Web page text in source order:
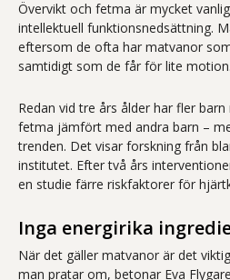
Övervikt och fetma är mycket
intellektuell funktionsnedsättning.
eftersom de ofta har matvanor
samtidigt som de får för lite motion.
Redan vid tre års ålder har fler
fetma jämfört med andra barn –
trenden. Det visar forskning från
institutet. Efter två års
en studie färre riskfaktorer för
Inga energirika
När det gäller matvanor är det
man pratar om, betonar Eva